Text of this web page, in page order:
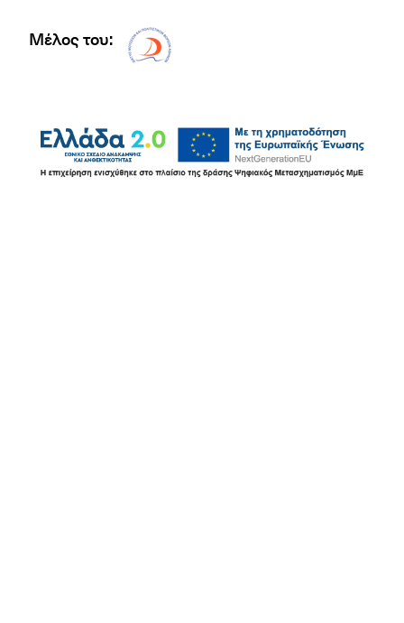
Μέλος του: